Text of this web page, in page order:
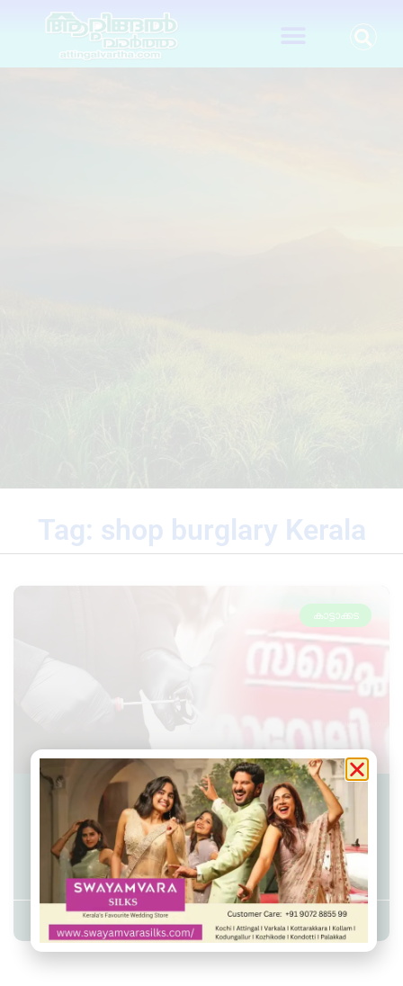
Tag: shop burglary Kerala
കാട്ടാക്കട
മാറനല്ലൂർ പുന്നാവൂർ മാവേലി
സ്റ്റോർ കുത്തിത്തുറന്ന് പണം
കവർന്നു
Admin YS August 16, 2025 8:12 am